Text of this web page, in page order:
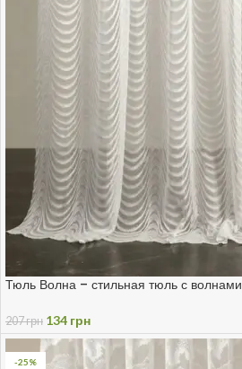
Тюль Волна – стильная тюль с волнами
207грн 134 грн
-25%